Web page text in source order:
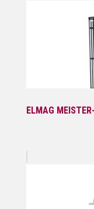
ELMAG